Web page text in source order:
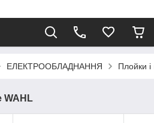
ЕЛЕКТРООБЛАДНАННЯ Плойки
WAHL